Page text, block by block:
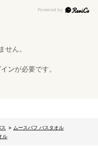
せん。
ンが必要です。
> ムースパフ バスタオル
ル